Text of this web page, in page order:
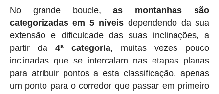
No grande boucle,as montanhas são
categorizadas em 5 níveisdependendo da sua
extensão e dificuldade das suas inclinações, a
partir da 4ª categoria, muitas vezes pouco
inclinadas que se intercalam nas etapas planas
para atribuir pontos a esta classificação, apenas
um ponto para o corredor que passar em primeiro